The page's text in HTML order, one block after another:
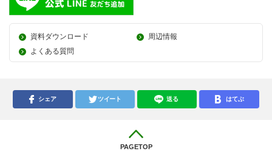
資料ダウンロード
周辺情報
よくある質問
シェア ツイート 送る はてぶ
PAGETOP